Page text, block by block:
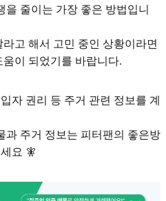
줄이는 가장 좋은 방법입니
고 해서 고민 중인 상황이라면
이 되었기를 바랍니다.
자 권리 등 주거 관련 정보를 계
과 주거 정보는 피터팬의 좋은방
요 🧚